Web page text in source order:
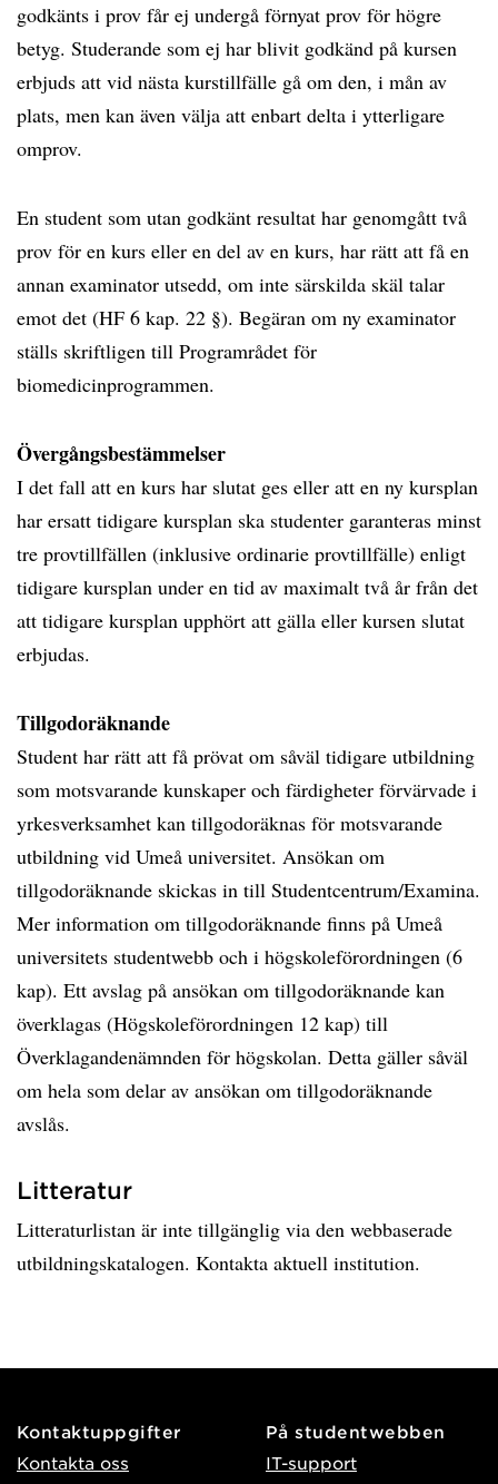
godkänts i prov får ej undergå förnyat prov för högre
betyg. Studerande som ej har blivit godkänd på kursen
erbjuds att vid nästa kurstillfälle gå om den, i mån av
plats, men kan även välja att enbart delta i ytterligare
omprov.
En student som utan godkänt resultat har genomgått två
prov för en kurs eller en del av en kurs, har rätt att få en
annan examinator utsedd, om inte särskilda skäl talar
emot det (HF 6 kap. 22 §). Begäran om ny examinator
ställs skriftligen till Programrådet för
biomedicinprogrammen.
Övergångsbestämmelser
I det fall att en kurs har slutat ges eller att en ny kursplan
har ersatt tidigare kursplan ska studenter garanteras minst
tre provtillfällen (inklusive ordinarie provtillfälle) enligt
tidigare kursplan under en tid av maximalt två år från det
att tidigare kursplan upphört att gälla eller kursen slutat
erbjudas.
Tillgodoräknande
Student har rätt att få prövat om såväl tidigare utbildning
som motsvarande kunskaper och färdigheter förvärvade i
yrkesverksamhet kan tillgodoräknas för motsvarande
utbildning vid Umeå universitet. Ansökan om
tillgodoräknande skickas in till Studentcentrum/Examina.
Mer information om tillgodoräknande finns på Umeå
universitets studentwebb och i högskoleförordningen (6
kap). Ett avslag på ansökan om tillgodoräknande kan
överklagas (Högskoleförordningen 12 kap) till
Överklagandenämnden för högskolan. Detta gäller såväl
om hela som delar av ansökan om tillgodoräknande
avslås.
Litteratur
Litteraturlistan är inte tillgänglig via den webbaserade
utbildningskatalogen. Kontakta aktuell institution.
Kontaktuppgifter
Kontakta oss
På studentwebben
IT-support